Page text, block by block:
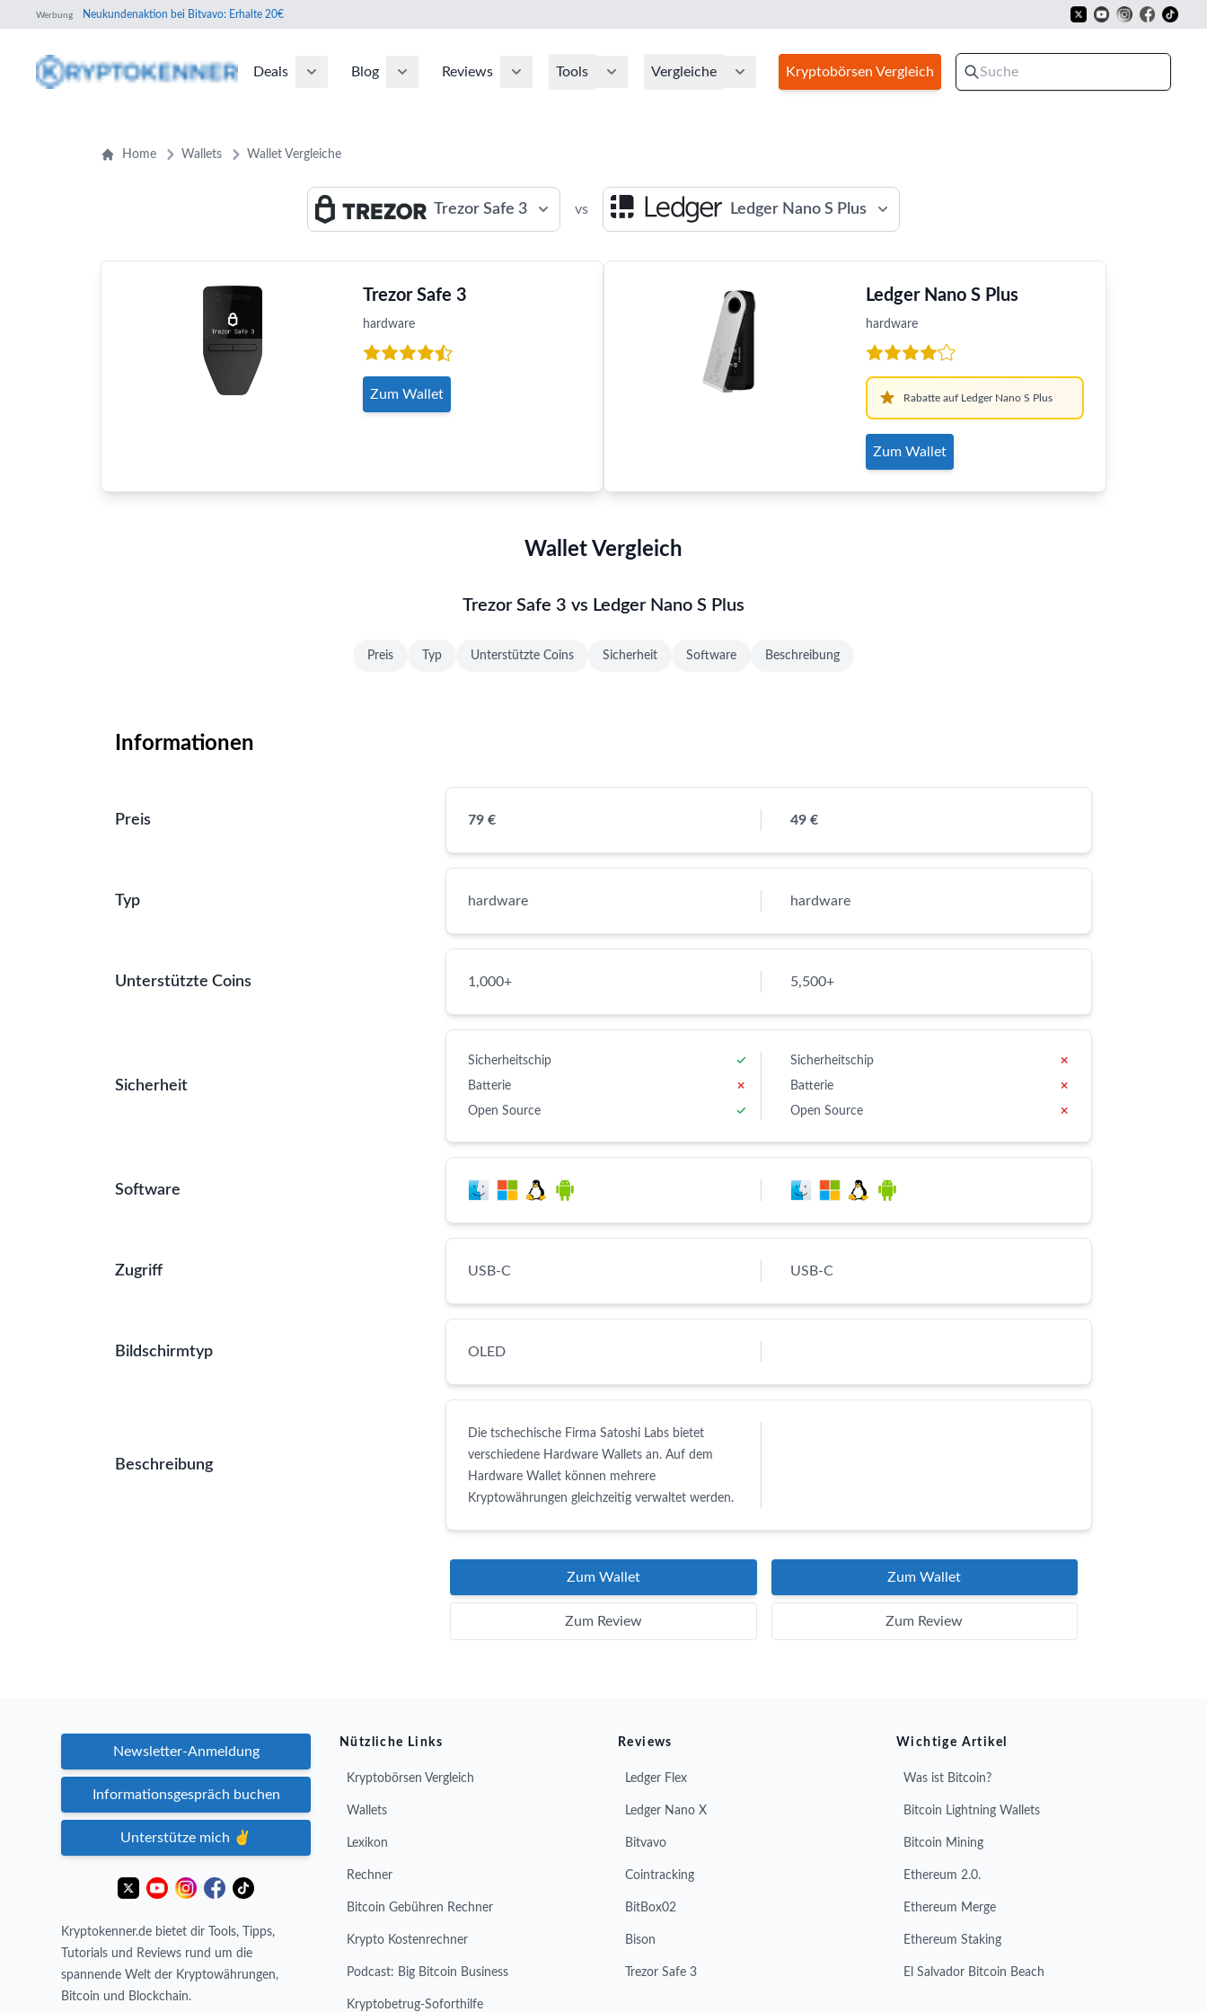
Werbung Neukundenaktion bei Bitvavo: Erhalte 20€
Deals Blog Reviews Tools Vergleiche Kryptobörsen Vergleich
Home Wallets Wallet Vergleiche
Trezor Safe 3 vs Ledger Nano S Plus
Trezor Safe 3
hardware
Zum Wallet
Ledger Nano S Plus
hardware
Rabatte auf Ledger Nano S Plus
Zum Wallet
Wallet Vergleich
Trezor Safe 3 vs Ledger Nano S Plus
Preis Typ Unterstützte Coins Sicherheit Software Beschreibung
Informationen
Preis 79 € 49 €
Typ hardware hardware
Unterstützte Coins 1,000+ 5,500+
Sicherheit
Sicherheitschip
✓
Batterie
✗
Open Source
✓
Sicherheitschip
✗
Batterie
✗
Open Source
✗
Software
Zugriff USB-C USB-C
Bildschirmtyp OLED
Beschreibung
Die tschechische Firma Satoshi Labs bietet
verschiedene Hardware Wallets an. Auf dem
Hardware Wallet können mehrere
Kryptowährungen gleichzeitig verwaltet werden.
Zum Wallet
Zum Review
Zum Wallet
Zum Review
Newsletter-Anmeldung
Informationsgespräch buchen
Unterstütze mich ✌️
Kryptokenner.de bietet dir Tools, Tipps,
Tutorials und Reviews rund um die
spannende Welt der Kryptowährungen,
Bitcoin und Blockchain.
Nützliche Links
Kryptobörsen Vergleich
Wallets
Lexikon
Rechner
Bitcoin Gebühren Rechner
Krypto Kostenrechner
Podcast: Big Bitcoin Business
Kryptobetrug-Soforthilfe
Reviews
Ledger Flex
Ledger Nano X
Bitvavo
Cointracking
BitBox02
Bison
Trezor Safe 3
Wichtige Artikel
Was ist Bitcoin?
Bitcoin Lightning Wallets
Bitcoin Mining
Ethereum 2.0.
Ethereum Merge
Ethereum Staking
El Salvador Bitcoin Beach